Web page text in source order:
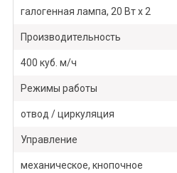
галогенная лампа, 20 Вт х 2
Производительность
400 куб. м/ч
Режимы работы
отвод / циркуляция
Управление
механическое, кнопочное